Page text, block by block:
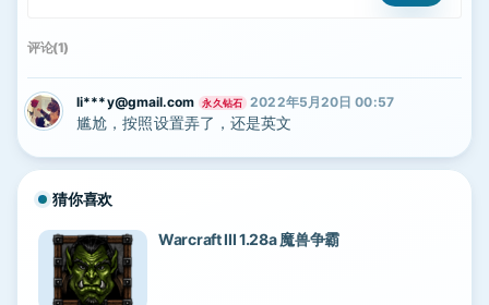
评论(1)
li***y@gmail.com 永久钻石 2022年5月20日 00:57
尴尬，按照设置弄了，还是英文
猜你喜欢
Warcraft III 1.28a 魔兽争霸